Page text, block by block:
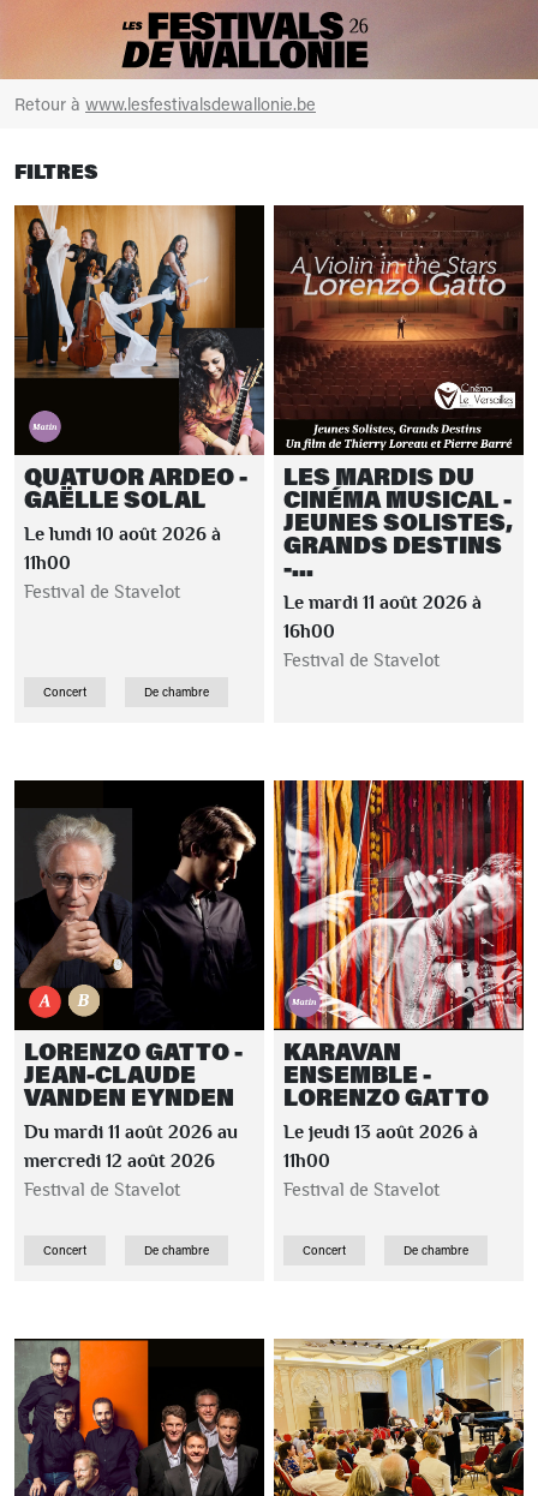
Retour à www.lesfestivalsdewallonie.be
FILTRES
QUATUOR ARDEO -
GAËLLE SOLAL
Le lundi 10 août 2026 à
11h00
Festival de Stavelot
Concert De chambre
LES MARDIS DU
CINÉMA MUSICAL -
JEUNES SOLISTES,
GRANDS DESTINS
-...
Le mardi 11 août 2026 à
16h00
Festival de Stavelot
LORENZO GATTO -
JEAN-CLAUDE
VANDEN EYNDEN
Du mardi 11 août 2026 au
mercredi 12 août 2026
Festival de Stavelot
Concert De chambre
KARAVAN
ENSEMBLE -
LORENZO GATTO
Le jeudi 13 août 2026 à
11h00
Festival de Stavelot
Concert De chambre